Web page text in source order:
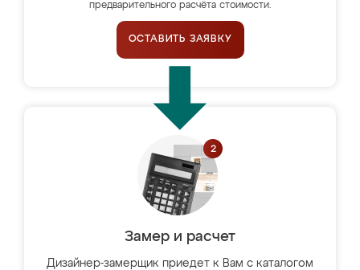
предварительного расчёта стоимости.
ОСТАВИТЬ ЗАЯВКУ
Замер и расчет
Дизайнер-замерщик приедет к Вам с каталогом